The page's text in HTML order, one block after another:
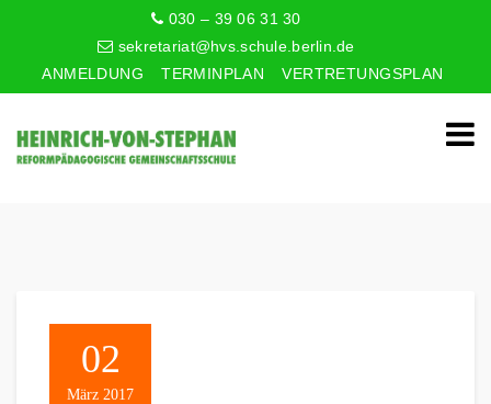
030 – 39 06 31 30
sekretariat@hvs.schule.berlin.de
ANMELDUNG
TERMINPLAN VERTRETUNGSPLAN
02
März 2017